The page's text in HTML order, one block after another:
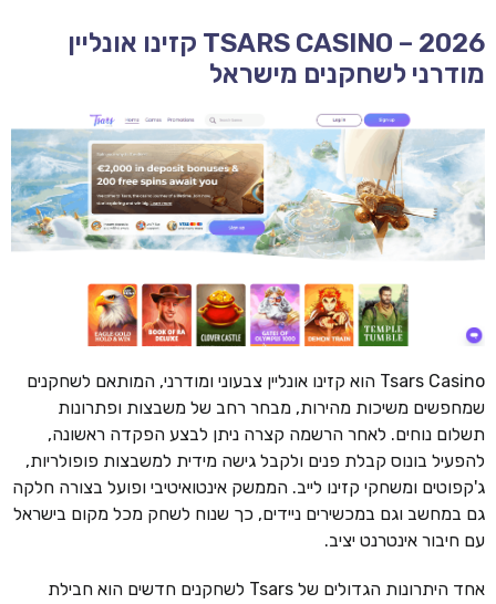
TSARS CASINO – 2026 קזינו אונליין
מודרני לשחקנים מישראל
Tsars Casino הוא קזינו אונליין צבעוני ומודרני, המותאם לשחקנים
שמחפשים משיכות מהירות, מבחר רחב של משבצות ופתרונות
תשלום נוחים. לאחר הרשמה קצרה ניתן לבצע הפקדה ראשונה,
להפעיל בונוס קבלת פנים ולקבל גישה מידית למשבצות פופולריות,
ג'קפוטים ומשחקי קזינו לייב. הממשק אינטואיטיבי ופועל בצורה חלקה
גם במחשב וגם במכשירים ניידים, כך שנוח לשחק מכל מקום בישראל
עם חיבור אינטרנט יציב.
אחד היתרונות הגדולים של Tsars לשחקנים חדשים הוא חבילת